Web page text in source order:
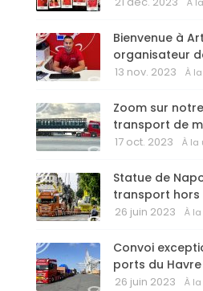
Bienvenue à
organisateur
13 nov. 2023 À
Zoom sur
transport de
17 oct. 2023 À la
Statue de
transport hors
26 juin 2023 À
Convoi
ports du
26 juin 2023 À